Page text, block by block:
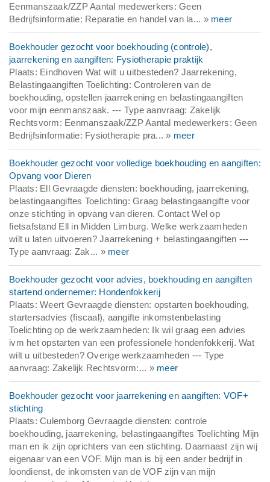
Eenmanszaak/ZZP Aantal medewerkers: Geen
Bedrijfsinformatie: Reparatie en handel van la... » meer
Boekhouder gezocht voor boekhouding (controle),
jaarrekening en aangiften: Fysiotherapie praktijk
Plaats: Eindhoven Wat wilt u uitbesteden? Jaarrekening,
Belastingaangiften Toelichting: Controleren van de
boekhouding, opstellen jaarrekening en belastingaangiften
voor mijn eenmanszaak. --- Type aanvraag: Zakelijk
Rechtsvorm: Eenmanszaak/ZZP Aantal medewerkers: Geen
Bedrijfsinformatie: Fysiotherapie pra... » meer
Boekhouder gezocht voor volledige boekhouding en aangiften:
Opvang voor Dieren
Plaats: Ell Gevraagde diensten: boekhouding, jaarrekening,
belastingaangiftes Toelichting: Graag belastingaangifte voor
onze stichting in opvang van dieren. Contact Wel op
fietsafstand Ell in Midden Limburg. Welke werkzaamheden
wilt u laten uitvoeren? Jaarrekening + belastingaangiften ---
Type aanvraag: Zak... » meer
Boekhouder gezocht voor advies, boekhouding en aangiften
startend ondernemer: Hondenfokkerij
Plaats: Weert Gevraagde diensten: opstarten boekhouding,
startersadvies (fiscaal), aangifte inkomstenbelasting
Toelichting op de werkzaamheden: Ik wil graag een advies
ivm het opstarten van een professionele hondenfokkerij. Wat
wilt u uitbesteden? Overige werkzaamheden --- Type
aanvraag: Zakelijk Rechtsvorm:... » meer
Boekhouder gezocht voor jaarrekening en aangiften: VOF+
stichting
Plaats: Culemborg Gevraagde diensten: controle
boekhouding, jaarrekening, belastingaangiftes Toelichting Mijn
man en ik zijn oprichters van een stichting. Daarnaast zijn wij
eigenaar van een VOF. Mijn man is bij een ander bedrijf in
loondienst, de inkomsten van de VOF zijn van mijn